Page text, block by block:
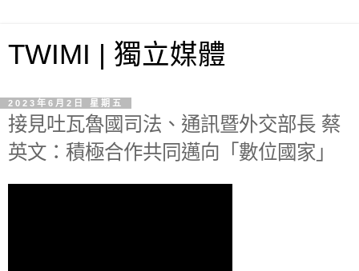
TWIMI | 獨立媒體
2023年6月2日 星期五
接見吐瓦魯國司法、通訊暨外交部長 蔡
英文：積極合作共同邁向「數位國家」